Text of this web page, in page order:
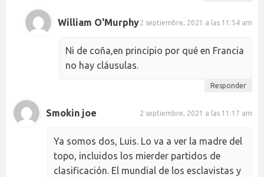
William O'Murphy2 septiembre, 2021 a las 11:54 am
Ni de coña,en principio por qué en Francia
no hay cláusulas.
Responder
Smokin joe 2 septiembre, 2021 a las 11:17 am
Ya somos dos, Luis. Lo va a ver la madre del
topo, incluidos los mierder partidos de
clasificación. El mundial de los esclavistas y